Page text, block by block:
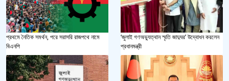
প্রথমে নৈতিক সমর্থন, পরে সরাসরি রাজপথে নামে
বিএনপি
‘জুলাই গণঅভ্যুত্থান স্মৃতি জাদুঘর’ উদ্বোধন করলেন
প্রধানমন্ত্রী